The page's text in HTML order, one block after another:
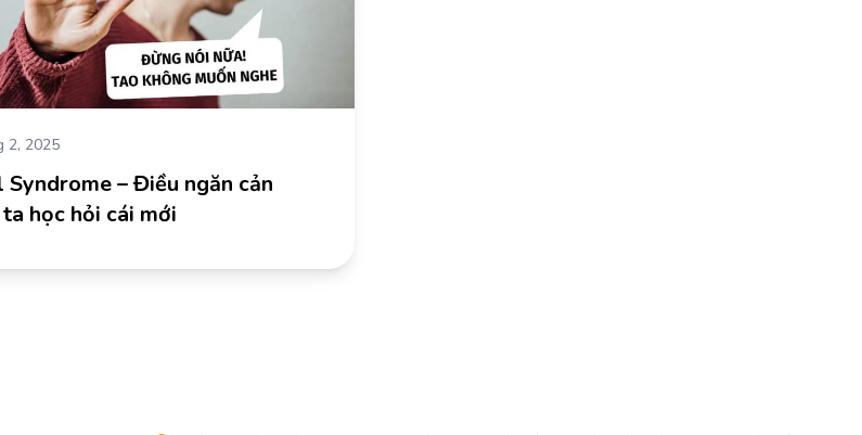
2, 2025
Syndrome – Điều ngăn cản
học hỏi cái mới